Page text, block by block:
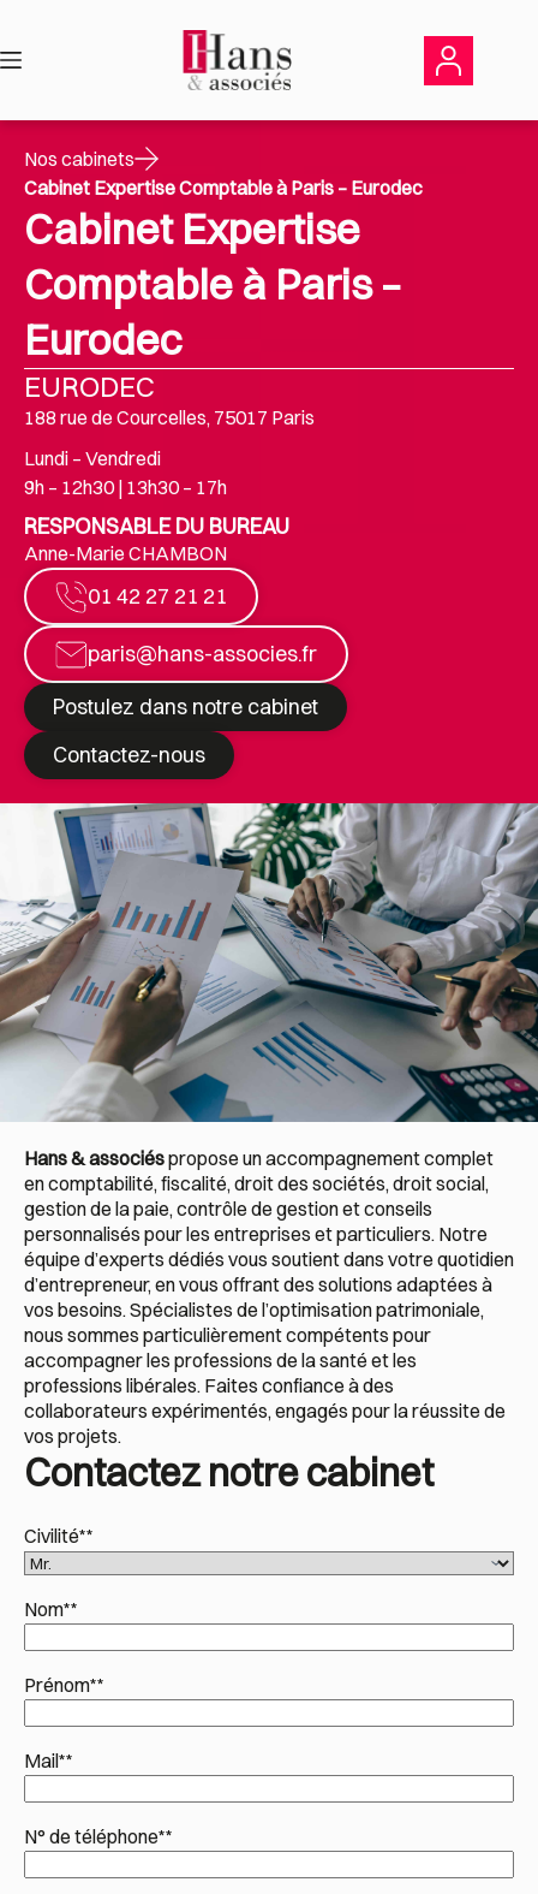
contenu
Nos cabinets
Cabinet Expertise Comptable à Paris – Eurodec
Cabinet Expertise
Comptable à Paris –
Eurodec
EURODEC
188 rue de Courcelles, 75017 Paris
Lundi – Vendredi
9h – 12h30 | 13h30 – 17h
RESPONSABLE DU BUREAU
Anne-Marie CHAMBON
01 42 27 21 21
paris@hans-associes.fr
Postulez dans notre cabinet
Contactez-nous
Hans & associéspropose un accompagnement complet
en comptabilité, fiscalité, droit des sociétés, droit social,
gestion de la paie, contrôle de gestion et conseils
personnalisés pour les entreprises et particuliers. Notre
équipe d’experts dédiés vous soutient dans votre quotidien
d’entrepreneur, en vous offrant des solutions adaptées à
vos besoins. Spécialistes de l’optimisation patrimoniale,
nous sommes particulièrement compétents pour
accompagner les professions de la santé et les
professions libérales. Faites confiance à des
collaborateurs expérimentés, engagés pour la réussite de
vos projets.
Contactez notre cabinet
Civilité**
Nom**
Prénom**
Mail**
N° de téléphone**